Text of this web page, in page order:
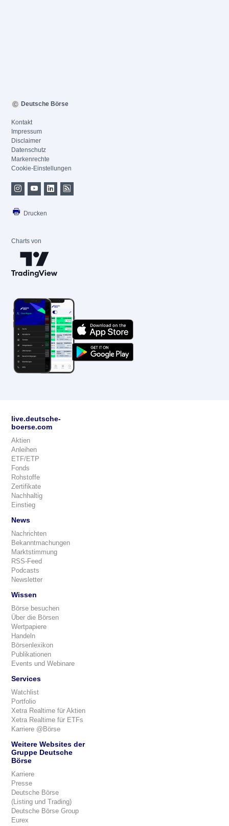
Deutsche Börse
Kontakt
Impressum
Disclaimer
Datenschutz
Markenrechte
Cookie-Einstellungen
Drucken
Charts von
live.deutsche-
boerse.com
Aktien
Anleihen
ETF/ETP
Fonds
Rohstoffe
Zertifikate
Nachhaltig
Einstieg
News
Nachrichten
Bekanntmachungen
Marktstimmung
RSS-Feed
Podcasts
Newsletter
Wissen
Börse besuchen
Über die Börsen
Wertpapiere
Handeln
Börsenlexikon
Publikationen
Events und Webinare
Services
Watchlist
Portfolio
Xetra Realtime für Aktien
Xetra Realtime für ETFs
Karriere @Börse
Weitere Websites der
Gruppe Deutsche
Börse
Karriere
Presse
Deutsche Börse
(Listing und Trading)
Deutsche Börse Group
Eurex